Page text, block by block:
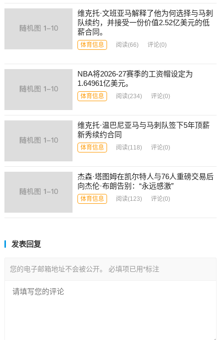
维克托·文班亚马解释了他为何选择与马刺
队续约，并接受一份价值2.52亿美元的低
薪合同。
体育信息 阅读(66) 评论(0)
NBA将2026-27赛季的工资帽设定为
1.64961亿美元。
体育信息 阅读(234) 评论(0)
维克托·温巴尼亚马与马刺队签下5年顶薪
新秀续约合同
体育信息 阅读(118) 评论(0)
杰森·塔图姆在凯尔特人与76人重磅交易后
向杰伦·布朗告别：“永远感激”
体育信息 阅读(123) 评论(0)
发表回复
您的电子邮箱地址不会被公开。 必填项已用*标注